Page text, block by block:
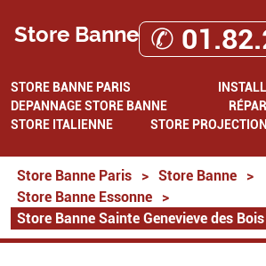
Store Banne ✆
STORE BANNE PARIS
DEPANNAGE STORE BANNE
STORE ITALIENNE
STORE PROJECTION
Store Banne Paris > Store Banne
>
Store Banne Essonne
>
Store Banne Sainte Genevieve des